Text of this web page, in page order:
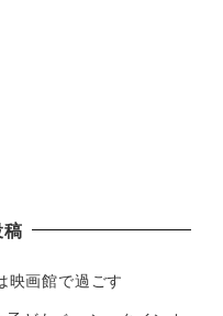
映画館で過ごす